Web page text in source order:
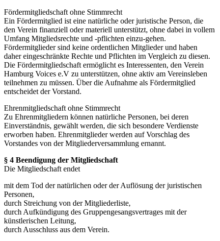
Fördermitgliedschaft ohne Stimmrecht
Ein Fördermitglied ist eine natürliche oder juristische Person, die
den Verein finanziell oder materiell unterstützt, ohne dabei in vollem
Umfang Mitgliedsrechte und -pflichten einzu-gehen.
Fördermitglieder sind keine ordentlichen Mitglieder und haben
daher eingeschränkte Rechte und Pflichten im Vergleich zu diesen.
Die Fördermitgliedschaft ermöglicht es Interessenten, den Verein
Hamburg Voices e.V zu unterstützen, ohne aktiv am Vereinsleben
teilnehmen zu müssen. Über die Aufnahme als Fördermitglied
entscheidet der Vorstand.
Ehrenmitgliedschaft ohne Stimmrecht
Zu Ehrenmitgliedern können natürliche Personen, bei deren
Einverständnis, gewählt werden, die sich besondere Verdienste
erworben haben. Ehrenmitglieder werden auf Vorschlag des
Vorstandes von der Mitgliederversammlung ernannt.
§ 4 Beendigung der Mitgliedschaft
Die Mitgliedschaft endet
mit dem Tod der natürlichen oder der Auflösung der juristischen
Personen,
durch Streichung von der Mitgliederliste,
durch Aufkündigung des Gruppengesangsvertrages mit der
künstlerischen Leitung,
durch Ausschluss aus dem Verein.